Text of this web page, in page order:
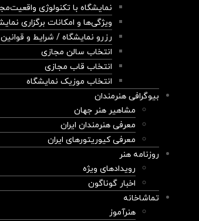
نمایشگاه با تکنولوژی
ویژگی‌ها و امکانات برگزاری
رزرو نمایشگاه / شرایط و قوانین
انتخاب سالن مجازی
انتخاب قاب مجازی
انتخاب موزیک نمایشگاه
بیوگرافی هنرمندان
مشاهیر هنر جهان
معرفی هنرمندان ایران
معرفی کیوریتورهای ایران
روزنامه هنر
رویدادهای ویژه
اخبار گوناگون
تماشاخانه
هنرآموز